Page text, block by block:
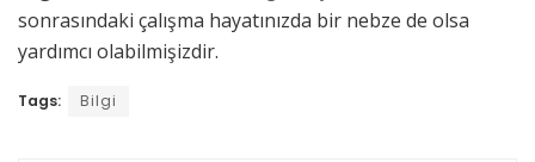
sonrasındaki çalışma hayatınızda bir nebze de olsa
yardımcı olabilmişizdir.
Tags: Bilgi